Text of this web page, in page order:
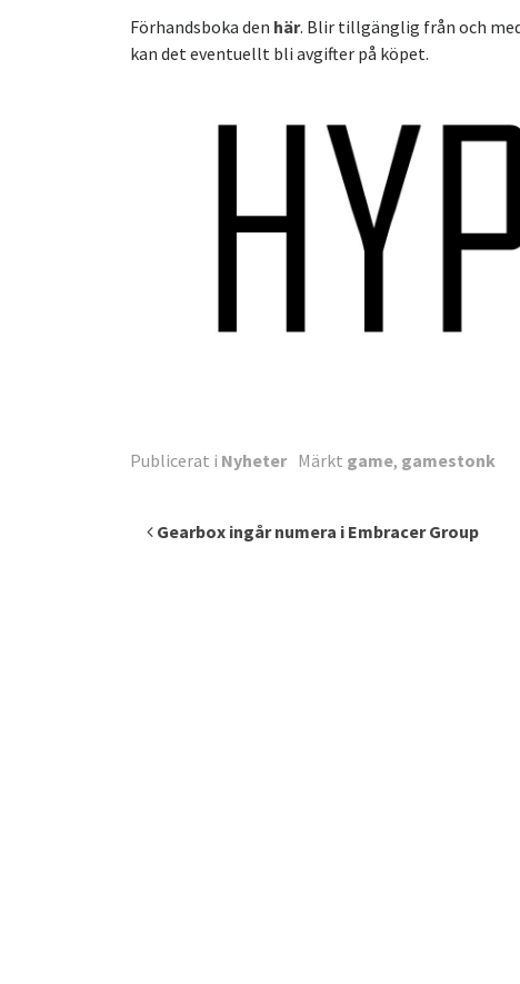
Förhandsboka den här. Blir tillgänglig från och
kan det eventuellt bli avgifter på köpet.
Publicerat i Nyheter Märkt game, gamestonk
Inläggsnavigering
Gearbox ingår numera i Embracer Group